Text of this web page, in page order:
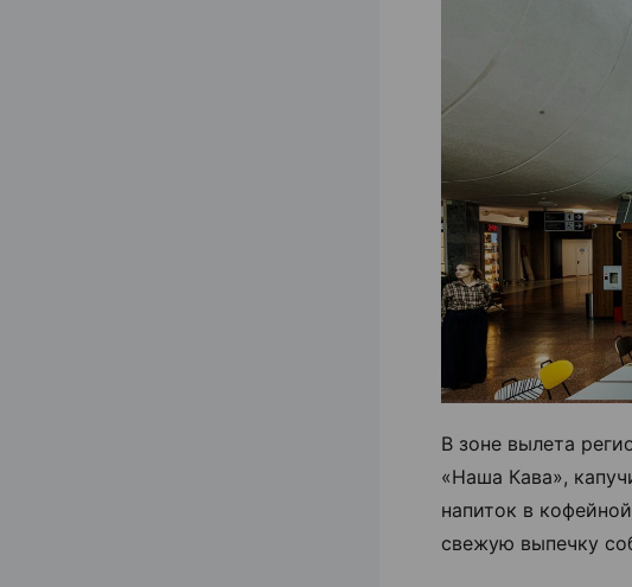
В зоне вылета
«Наша Кава»,
напиток в
свежую выпечку